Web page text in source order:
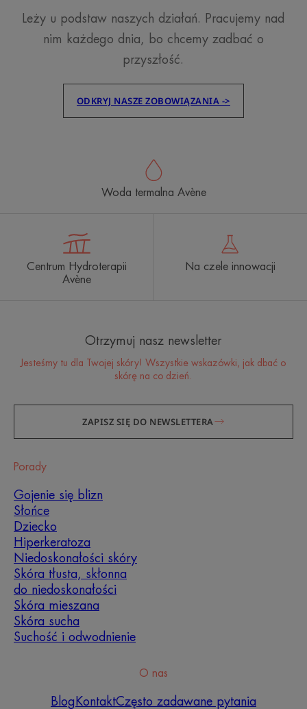
Leży u podstaw naszych działań. Pracujemy nad
nim każdego dnia, bo chcemy zadbać o
przyszłość.
ODKRYJ NASZE ZOBOWIĄZANIA ->
Woda termalna Avène
Centrum Hydroterapii
Avène
Na czele innowacji
Otrzymuj nasz newsletter
Jesteśmy tu dla Twojej skóry! Wszystkie wskazówki, jak dbać o
skórę na co dzień.
ZAPISZ SIĘ DO NEWSLETTERA
Porady
Gojenie się blizn
Słońce
Dziecko
Hiperkeratoza
Niedoskonałości skóry
Skóra tłusta, skłonna
do niedoskonałości
Skóra mieszana
Skóra sucha
Suchość i odwodnienie
O nas
Blog KontaktCzęsto zadawane pytania